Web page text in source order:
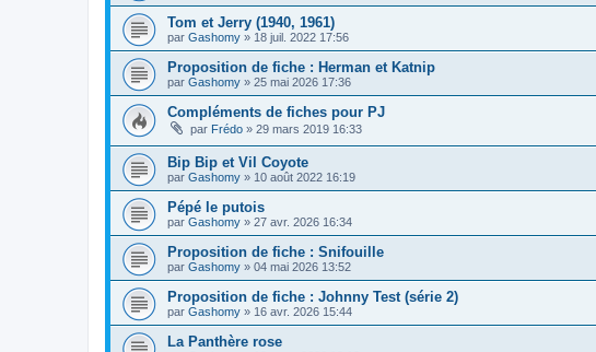
Tom et Jerry (1940, 1961)
par Gashomy » 18 juil. 2022 17:56
Proposition de fiche : Herman et Katnip
par Gashomy » 25 mai 2026 17:36
Compléments de fiches pour PJ
par Frédo » 29 mars 2019 16:33
Bip Bip et Vil Coyote
par Gashomy » 10 août 2022 16:19
Pépé le putois
par Gashomy » 27 avr. 2026 16:34
Proposition de fiche : Snifouille
par Gashomy » 04 mai 2026 13:52
Proposition de fiche : Johnny Test (série 2)
par Gashomy » 16 avr. 2026 15:44
La Panthère rose